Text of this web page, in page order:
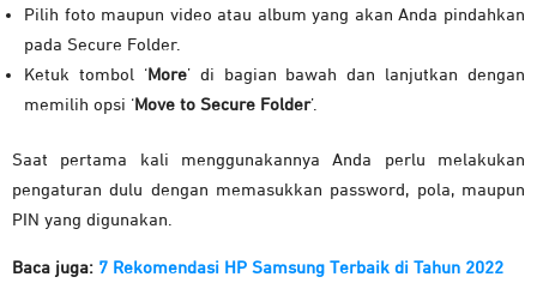
Pilih foto maupun video atau album yang akan Anda pindahkan
pada Secure Folder.
Ketuk tombol ‘More’ di bagian bawah dan lanjutkan dengan
memilih opsi ‘ Move to Secure Folder’.
Saat pertama kali menggunakannya Anda perlu melakukan
pengaturan dulu dengan memasukkan password, pola, maupun
PIN yang digunakan.
Baca juga: 7 Rekomendasi HP Samsung Terbaik di Tahun 2022